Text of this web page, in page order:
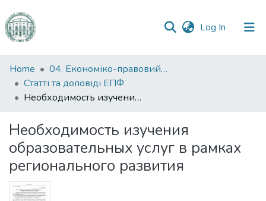
Log In (current)
Communities
&
Collections
Statistics
Home
04. Економіко-правовий факультет
Статті та доповіді ЕПФ
Необходимость изучения образовательных услуг в рамках регионального развития
Необходимость изучения
образовательных услуг в рамках
регионального развития